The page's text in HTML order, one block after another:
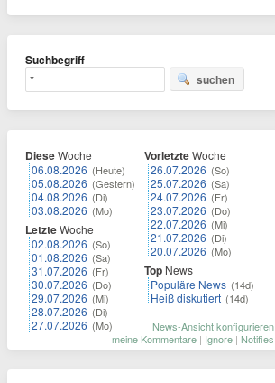
Suchbegriff
suchen
DieseWoche
06.08.2026 (Heute)
05.08.2026 (Gestern)
04.08.2026 (Di)
03.08.2026 (Mo)
LetzteWoche
02.08.2026 (So)
01.08.2026 (Sa)
31.07.2026 (Fr)
30.07.2026 (Do)
29.07.2026 (Mi)
28.07.2026 (Di)
27.07.2026 (Mo)
VorletzteWoche
26.07.2026 (So)
25.07.2026 (Sa)
24.07.2026 (Fr)
23.07.2026 (Do)
22.07.2026 (Mi)
21.07.2026 (Di)
20.07.2026 (Mo)
Top News
Populäre News (14d)
Heiß diskutiert (14d)
News-Ansicht konfigurieren
meine Kommentare | Ignore | Notifies